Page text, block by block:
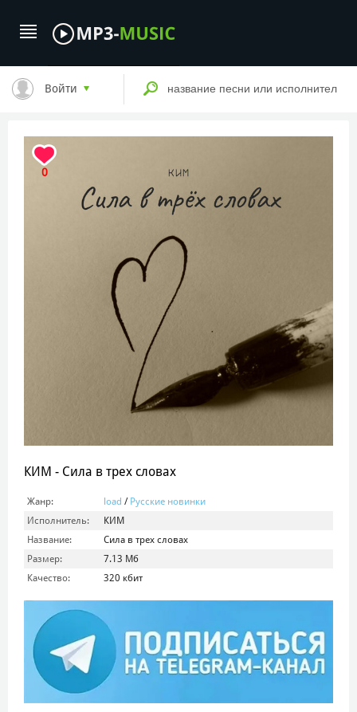
Войти
0
КИМ - Сила в трех словах
Жанр: load / Русские новинки
Исполнитель:
КИМ
Название:
Сила в трех словах
Размер:
7.13 Мб
Качество:
320 кбит